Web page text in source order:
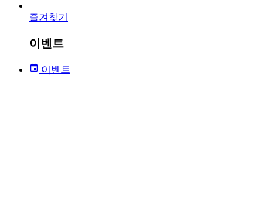
즐겨찾기
이벤트
이벤트